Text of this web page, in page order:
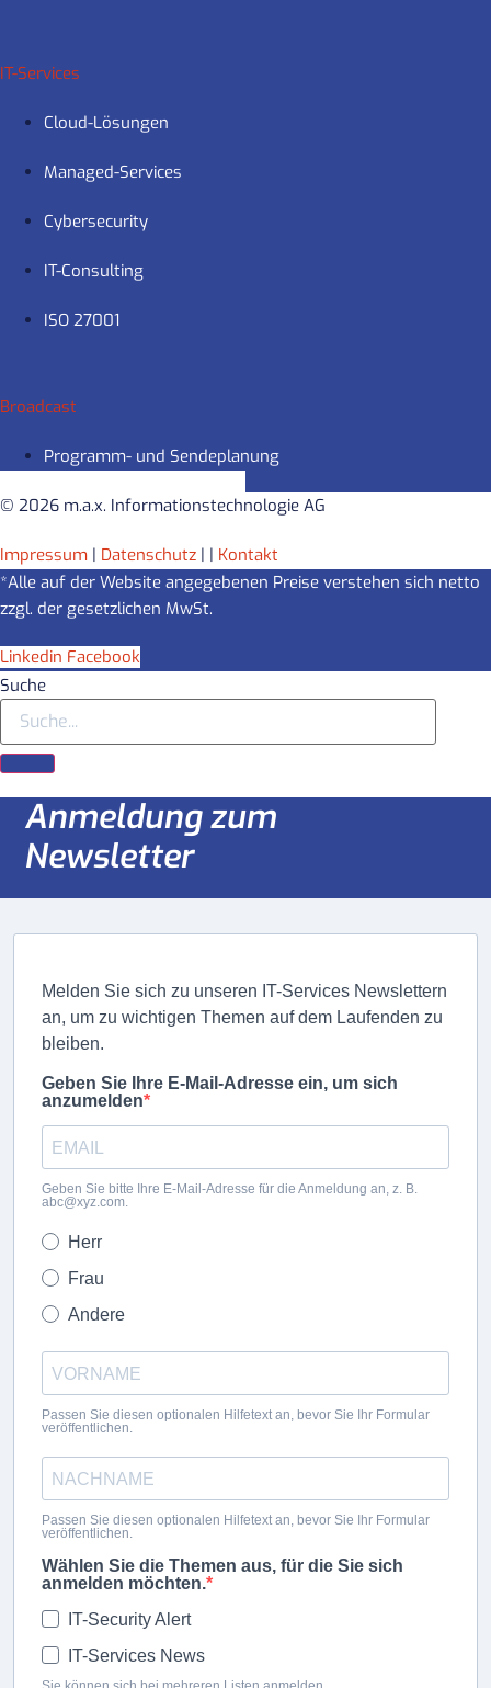
IT-Services
Cloud-Lösungen
Managed-Services
Cybersecurity
IT-Consulting
ISO 27001
Broadcast
Programm- und Sendeplanung
© 2026 m.a.x. Informationstechnologie AG
Impressum | Datenschutz | | Kontakt
*Alle auf der Website angegebenen Preise verstehen sich netto
zzgl. der gesetzlichen MwSt.
Linkedin Facebook
Suche
Anmeldung zum
Newsletter
Melden Sie sich zu unseren IT-Services Newslettern
an, um zu wichtigen Themen auf dem Laufenden zu
bleiben.
Geben Sie Ihre E-Mail-Adresse ein, um sich
anzumelden
Geben Sie bitte Ihre E-Mail-Adresse für die Anmeldung an, z. B.
abc@xyz.com.
Herr
Frau
Andere
Passen Sie diesen optionalen Hilfetext an, bevor Sie Ihr Formular
veröffentlichen.
Passen Sie diesen optionalen Hilfetext an, bevor Sie Ihr Formular
veröffentlichen.
Wählen Sie die Themen aus, für die Sie sich
anmelden möchten.
IT-Security Alert
IT-Services News